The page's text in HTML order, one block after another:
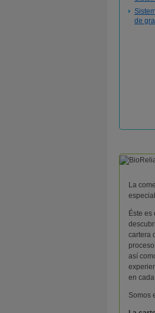
de
La
Éste
cartera
así
en
Somos